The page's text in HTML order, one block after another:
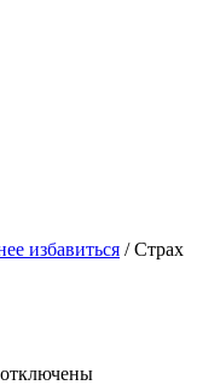
избавиться / Страх
отключены